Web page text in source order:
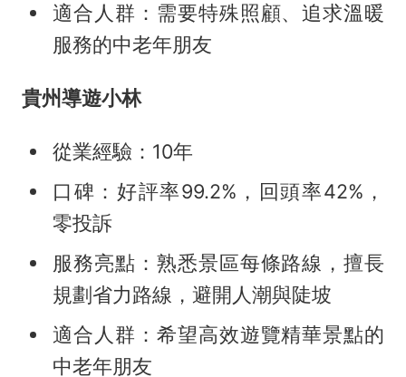
適合人群：需要特殊照顧、追求溫暖
服務的中老年朋友
貴州導遊小林
從業經驗：10年
口碑：好評率99.2%，回頭率42%，
零投訴
服務亮點：熟悉景區每條路線，擅長
規劃省力路線，避開人潮與陡坡
適合人群：希望高效遊覽精華景點的
中老年朋友